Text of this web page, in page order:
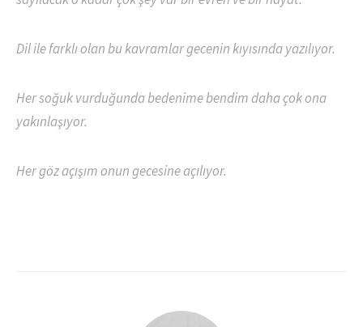
Dil ile farklı olan bu kavramlar gecenin kıyısında yazılıyor.
Her soğuk vurduğunda bedenime bendim daha çok ona
yakınlaşıyor.
Her göz açışım onun gecesine açılıyor.